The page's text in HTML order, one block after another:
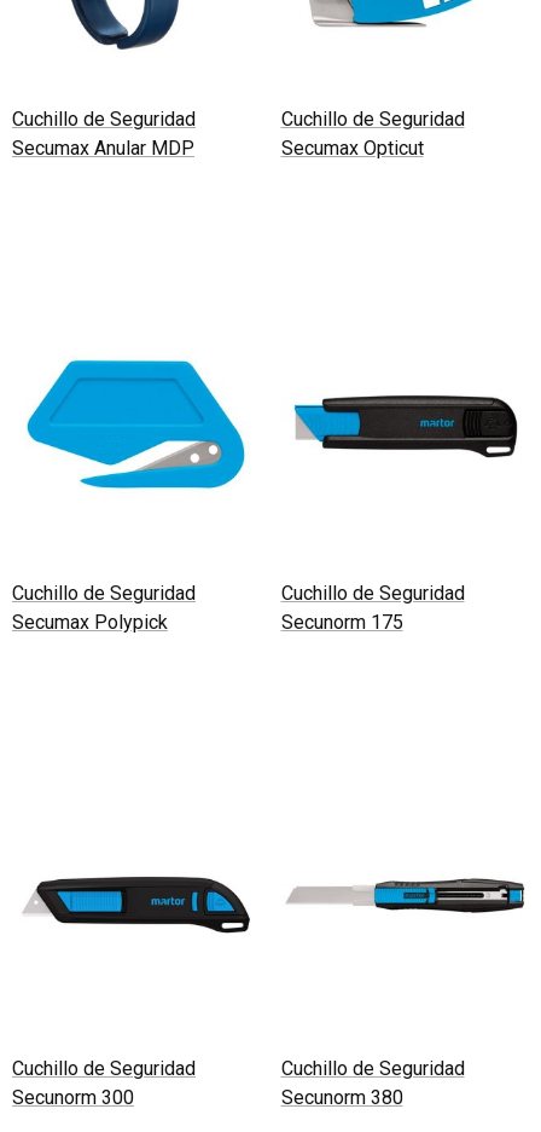
Cuchillo de Seguridad
Secumax Anular MDP
Cuchillo de Seguridad
Secumax Opticut
Cuchillo de Seguridad
Secumax Polypick
Cuchillo de Seguridad
Secunorm 175
Cuchillo de Seguridad
Secunorm 300
Cuchillo de Seguridad
Secunorm 380